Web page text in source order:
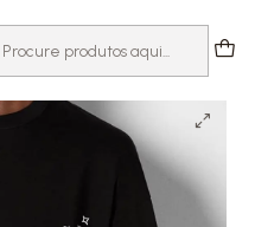
Dia Do Pai T-shirt Paizão